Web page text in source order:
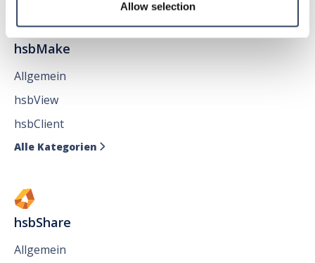
Allow selection
hsbMake
Allgemein
hsbView
hsbClient
Alle Kategorien 
hsbShare
Allgemein